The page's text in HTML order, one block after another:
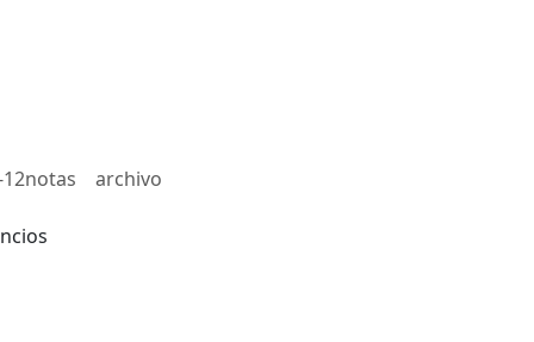
12notas archivo